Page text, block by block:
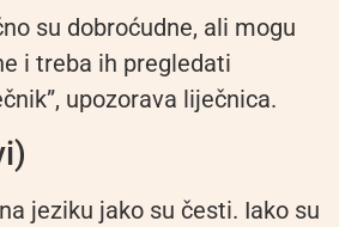
su dobroćudne, ali mogu
i treba ih pregledati
upozorava liječnica.
jeziku jako su česti. Iako su